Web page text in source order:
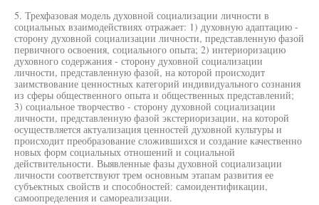
5. Трехфазовая модель духовной социализации личности в
социальных взаимодействиях отражает: 1) духовную адаптацию -
сторону духовной социализации личности, представленную фазой
первичного освоения, социального опыта; 2) интериоризацию
духовного содержания - сторону духовной социализации
личности, представленную фазой, на которой происходит
заимствование ценностных категорий индивидуального сознания
из сферы общественного опыта и общественных представлений;
3) социальное творчество - сторону духовной социализации
личности, представленную фазой экстериоризации, на которой
осуществляется актуализация ценностей духовной культуры и
происходит преобразование сложившихся и создание качественно
новых форм социальных отношений и социальной
действительности. Выявленные фазы духовной социализации
личности соответствуют трем основным этапам развития ее
субъектных свойств и способностей: самоидентификации,
самоопределения и самореализации.